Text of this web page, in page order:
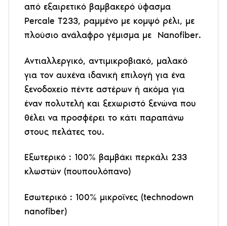
από εξαιρετικό βαμβακερό ύφασμα
Percale T233, ραμμένο με κομψό ρέλι, με
πλούσιο ανάλαφρο γέμισμα με Nanofiber.
Αντιαλλεργικό, αντιμικροβιακό, μαλακό
για τον αυχένα ιδανική επιλογή για ένα
ξενοδοχείο πέντε αστέρων ή ακόμα για
έναν πολυτελή και ξεχωριστό ξενώνα που
θέλει να προσφέρει το κάτι παραπάνω
στους πελάτες του.
Εξωτερικό : 100% βαμβάκι περκάλι 233
κλωστών (πουπουλόπανο)
Εσωτερικό : 100% μικροϊνες (technodown
nanofiber)